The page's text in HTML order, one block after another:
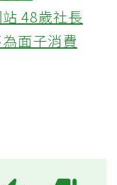
48歲社長
面子消費